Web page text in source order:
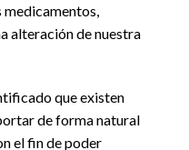
alteración de nuestra
que existen
de forma natural
el fin de poder